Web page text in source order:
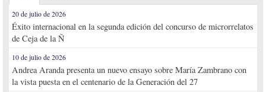
20 de julio de 2026
Éxito internacional en la segunda edición del concurso de microrrelatos
de Ceja de la Ñ
10 de julio de 2026
Andrea Aranda presenta un nuevo ensayo sobre María Zambrano con
la vista puesta en el centenario de la Generación del 27